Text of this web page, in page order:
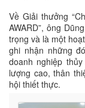
Về Giải thưởng
AWARD”, ông
trọng và là một
ghi nhận những
doanh nghiệp
lượng cao, thân
hội thiết thực.